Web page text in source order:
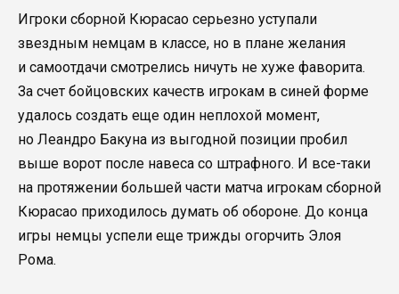
Игроки сборной Кюрасао серьезно уступали
звездным немцам в классе, но в плане желания
и самоотдачи смотрелись ничуть не хуже фаворита.
За счет бойцовских качеств игрокам в синей форме
удалось создать еще один неплохой момент,
но Леандро Бакуна из выгодной позиции пробил
выше ворот после навеса со штрафного. И все-таки
на протяжении большей части матча игрокам сборной
Кюрасао приходилось думать об обороне. До конца
игры немцы успели еще трижды огорчить Элоя
Рома.